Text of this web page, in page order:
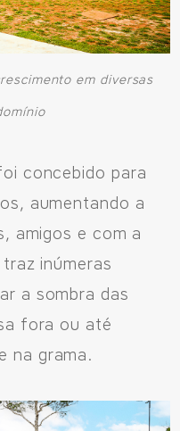
em diversas
concebido para
aumentando a
amigos e com a
inúmeras
a sombra das
fora ou até
na grama.